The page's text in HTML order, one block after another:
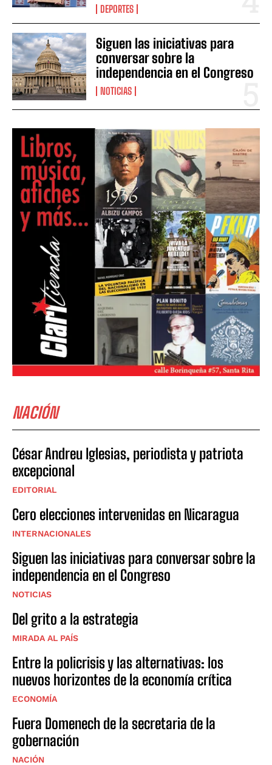
DEPORTES
Siguen las iniciativas para
conversar sobre la
independencia en el Congreso
NOTICIAS
NACIÓN
César Andreu Iglesias, periodista y patriota
excepcional
EDITORIAL
Cero elecciones intervenidas en Nicaragua
INTERNACIONALES
Siguen las iniciativas para conversar sobre la
independencia en el Congreso
NOTICIAS
Del grito a la estrategia
MIRADA AL PAÍS
Entre la policrisis y las alternativas: los
nuevos horizontes de la economía crítica
ECONOMÍA
Fuera Domenech de la secretaria de la
gobernación
NACIÓN